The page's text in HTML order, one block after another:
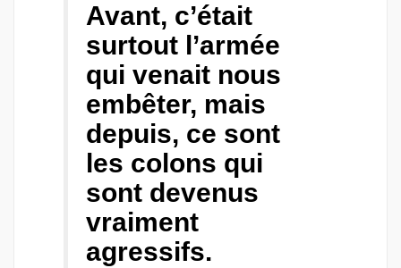
Avant, c’était
surtout l’armée
qui venait nous
embêter, mais
depuis, ce sont
les colons qui
sont devenus
vraiment
agressifs.